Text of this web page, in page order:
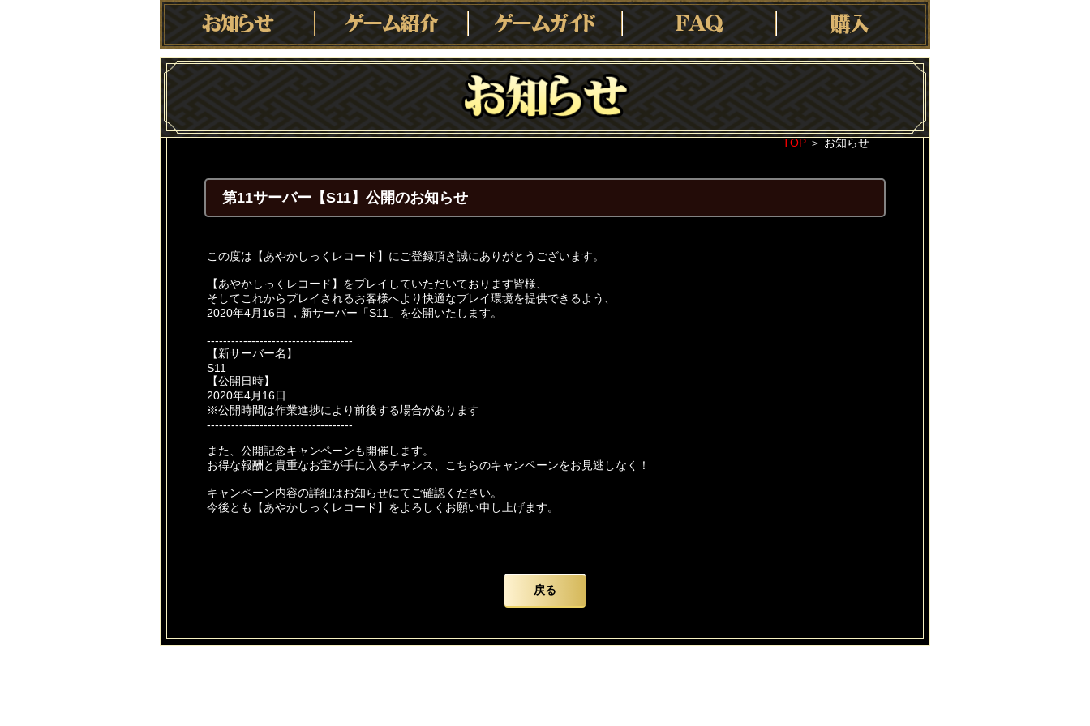
TOP ＞ お知らせ
第11サーバー【S11】公開のお知らせ
この度は【あやかしっくレコード】にご登録頂き誠にありがとうございます。
【あやかしっくレコード】をプレイしていただいております皆様、
そしてこれからプレイされるお客様へより快適なプレイ環境を提供できるよう、
2020年4月16日 ，新サーバー「S11」を公開いたします。
------------------------------------
【新サーバー名】
S11
【公開日時】
2020年4月16日
※公開時間は作業進捗により前後する場合があります
------------------------------------
また、公開記念キャンペーンも開催します。
お得な報酬と貴重なお宝が手に入るチャンス、こちらのキャンペーンをお見逃しなく！
キャンペーン内容の詳細はお知らせにてご確認ください。
今後とも【あやかしっくレコード】をよろしくお願い申し上げます。
戻る